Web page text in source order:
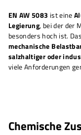
EN AW 5083 ist eine
Legierung, bei der der
besonders hoch ist.
mechanische
salzhaltiger oder
viele Anforderungen
Chemische